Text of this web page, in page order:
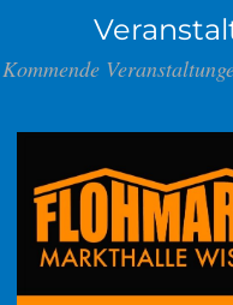
Kommende